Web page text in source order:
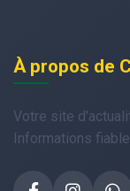
À propos de
Votre site
Informations